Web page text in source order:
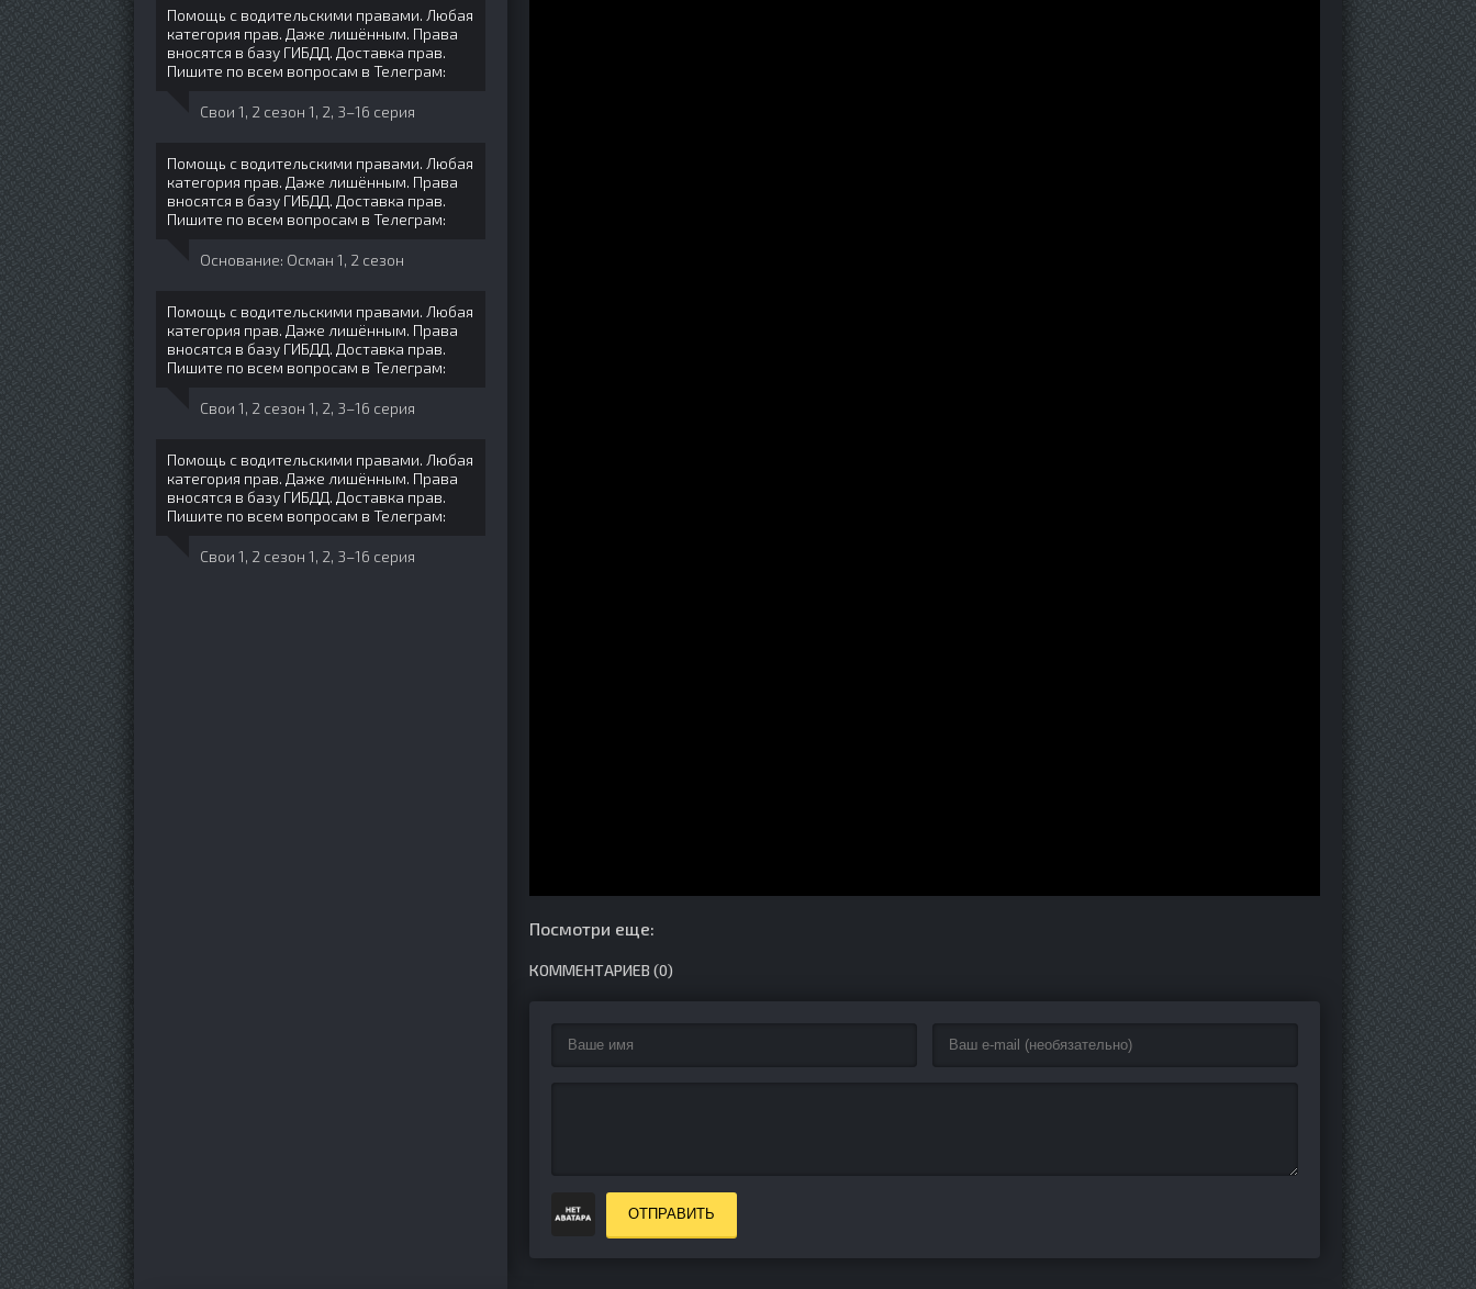
Посмотри еще:
КОММЕНТАРИЕВ (0)
ОТПРАВИТЬ
Помощь с водительскими правами. Любая
категория прав. Даже лишённым. Права
вносятся в базу ГИБДД. Доставка прав.
Пишите по всем вопросам в Телеграм:
Свои 1, 2 сезон 1, 2, 3–16 серия
Помощь с водительскими правами. Любая
категория прав. Даже лишённым. Права
вносятся в базу ГИБДД. Доставка прав.
Пишите по всем вопросам в Телеграм:
Основание: Осман 1, 2 сезон
Помощь с водительскими правами. Любая
категория прав. Даже лишённым. Права
вносятся в базу ГИБДД. Доставка прав.
Пишите по всем вопросам в Телеграм:
Свои 1, 2 сезон 1, 2, 3–16 серия
Помощь с водительскими правами. Любая
категория прав. Даже лишённым. Права
вносятся в базу ГИБДД. Доставка прав.
Пишите по всем вопросам в Телеграм:
Свои 1, 2 сезон 1, 2, 3–16 серия